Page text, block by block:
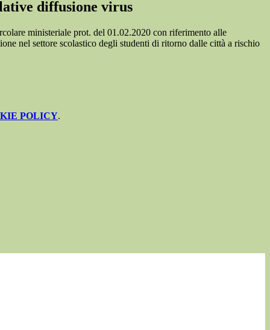
diffusione virus
ministeriale prot. del 01.02.2020 con riferimento alle
nel settore scolastico degli studenti di ritorno dalle città a rischio
POLICY.